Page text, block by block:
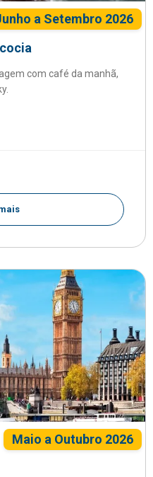
a Setembro 2026
com café da manhã,
Maio a Outubro 2026